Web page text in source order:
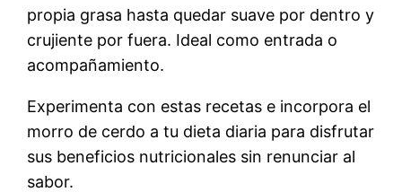
propia grasa hasta quedar suave por dentro y
crujiente por fuera. Ideal como entrada o
acompañamiento.
Experimenta con estas recetas e incorpora el
morro de cerdo a tu dieta diaria para disfrutar
sus beneficios nutricionales sin renunciar al
sabor.